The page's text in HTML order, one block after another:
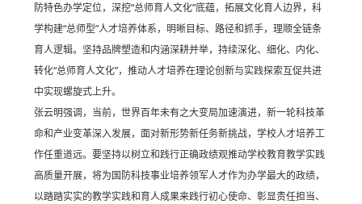
防特色办学定位，深挖“总师育人文化”底蕴，拓展文化育人边界，科
学构建“总师型”人才培养体系，明晰目标、路径和抓手，理顺全链条
育人逻辑。坚持品牌塑造和内涵深耕并举，持续深化、细化、内化、
转化“总师育人文化”，推动人才培养在理论创新与实践探索互促共进
中实现螺旋式上升。
张云明强调，当前，世界百年未有之大变局加速演进，新一轮科技革
命和产业变革深入发展，面对新形势新任务新挑战，学校人才培养工
作任重道远。要坚持以树立和践行正确政绩观推动学校教育教学实践
高质量开展，将为国防科技事业培养领军人才作为办学最大的政绩，
以踏踏实实的教学实践和育人成果来践行初心使命、彰显责任担当、